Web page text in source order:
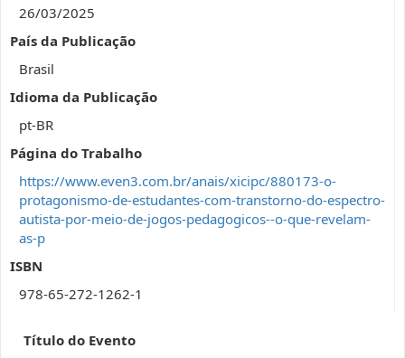
26/03/2025
País da Publicação
Brasil
Idioma da Publicação
pt-BR
Página do Trabalho
https://www.even3.com.br/anais/xicipc/880173-o-
protagonismo-de-estudantes-com-transtorno-do-espectro-
autista-por-meio-de-jogos-pedagogicos--o-que-revelam-
as-p
ISBN
978-65-272-1262-1
Título do Evento